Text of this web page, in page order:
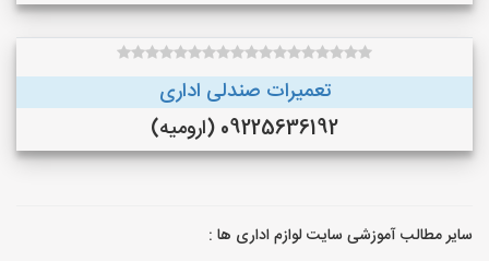
تعمیرات صندلی اداری
09225636192 (ارومیه)
سایر مطالب آموزشی سایت لوازم اداری ها :